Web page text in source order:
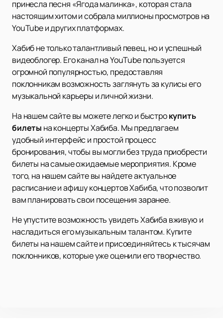
принесла песня «Ягода малинка», которая стала
настоящим хитом и собрала миллионы просмотров на
YouTube и других платформах.
Хабиб не только талантливый певец, но и успешный
видеоблогер. Его канал на YouTube пользуется
огромной популярностью, предоставляя
поклонникам возможность заглянуть за кулисы его
музыкальной карьеры и личной жизни.
На нашем сайте вы можете легко и быстрокупить
билеты на концерты Хабиба. Мы предлагаем
удобный интерфейс и простой процесс
бронирования, чтобы вы могли без труда приобрести
билеты на самые ожидаемые мероприятия. Кроме
того, на нашем сайте вы найдете актуальное
расписание и афишу концертов Хабиба, что позволит
вам планировать свои посещения заранее.
Не упустите возможность увидеть Хабиба вживую и
насладиться его музыкальным талантом. Купите
билеты на нашем сайте и присоединяйтесь к тысячам
поклонников, которые уже оценили его творчество.